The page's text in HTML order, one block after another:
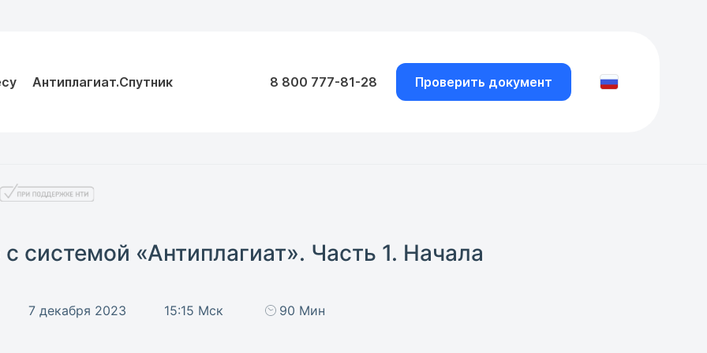
Антиплагиат.Спутник 8 800 777-81-28 Проверить документ
системой «Антиплагиат». Часть 1. Начала
7 декабря 2023 15:15 Мск 90 Мин